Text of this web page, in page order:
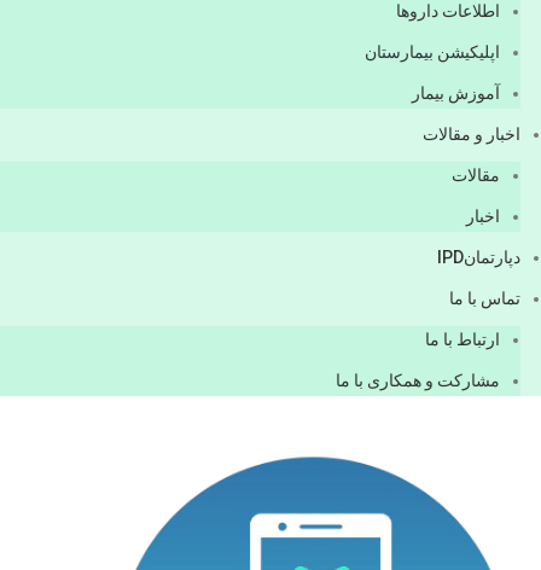
اطلاعات دارو‌ها
اپليكيشن بيمارستان
آموزش بیمار
اخبار و مقالات
مقالات
اخبار
دپارتمانIPD
تماس با ما
ارتباط با ما
مشاركت و همكاری با ما